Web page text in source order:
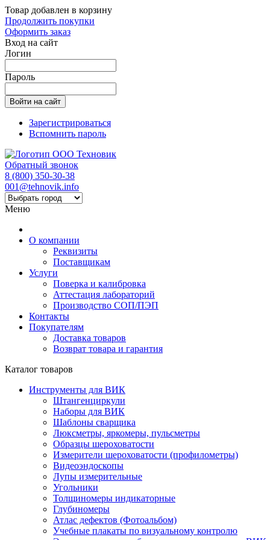
Товар добавлен в корзину
Продолжить покупки
Оформить заказ
Вход на сайт
Логин
Пароль
Зарегистрироваться
Вспомнить пароль
Обратный звонок
8 (800) 350-30-38
001@tehnovik.info
Меню
О компании
Реквизиты
Поставщикам
Услуги
Поверка и калибровка
Аттестация лабораторий
Производство СОП/ПЭП
Контакты
Покупателям
Доставка товаров
Возврат товара и гарантия
Каталог товаров
Инструменты для ВИК
Штангенциркули
Наборы для ВИК
Шаблоны сварщика
Люксметры, яркомеры, пульсметры
Образцы шероховатости
Измерители шероховатости (профилометры)
Видеоэндоскопы
Лупы измерительные
Угольники
Толщиномеры индикаторные
Глубиномеры
Атлас дефектов (Фотоальбом)
Учебные плакаты по визуальному контролю